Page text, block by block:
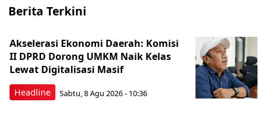
Berita Terkini
Headline
Akselerasi Ekonomi Daerah: Komisi
II DPRD Dorong UMKM Naik Kelas
Lewat Digitalisasi Masif
Sabtu, 8 Agu 2026 - 10:36